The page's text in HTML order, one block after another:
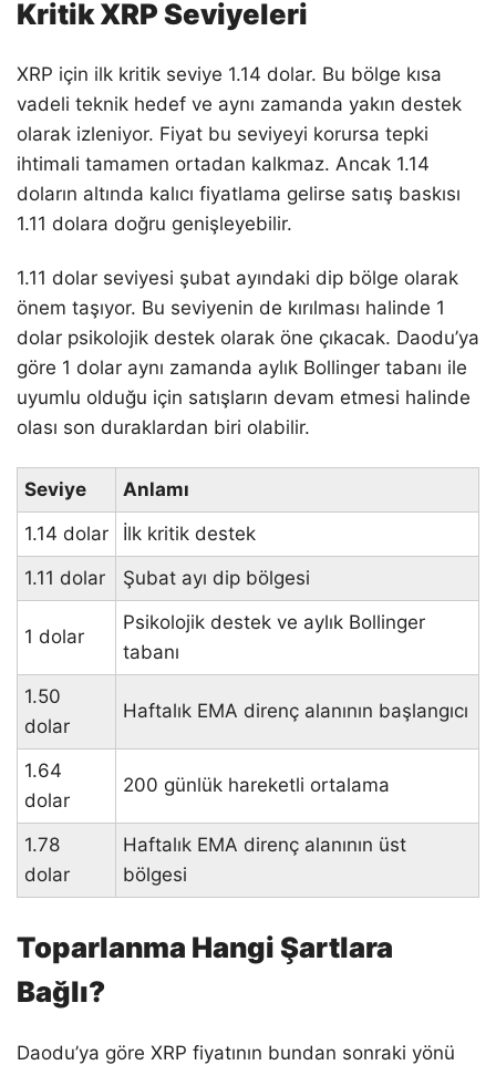
Kritik XRP Seviyeleri
XRP için ilk kritik seviye 1.14 dolar. Bu bölge kısa
vadeli teknik hedef ve aynı zamanda yakın destek
olarak izleniyor. Fiyat bu seviyeyi korursa tepki
ihtimali tamamen ortadan kalkmaz. Ancak 1.14
doların altında kalıcı fiyatlama gelirse satış baskısı
1.11 dolara doğru genişleyebilir.
1.11 dolar seviyesi şubat ayındaki dip bölge olarak
önem taşıyor. Bu seviyenin de kırılması halinde 1
dolar psikolojik destek olarak öne çıkacak. Daodu’ya
göre 1 dolar aynı zamanda aylık Bollinger tabanı ile
uyumlu olduğu için satışların devam etmesi halinde
olası son duraklardan biri olabilir.
Seviye
Anlamı
1.14 dolar
İlk kritik destek
1.11 dolar
Şubat ayı dip bölgesi
1 dolar
Psikolojik destek ve aylık Bollinger
tabanı
1.50
dolar
Haftalık EMA direnç alanının başlangıcı
1.64
dolar
200 günlük hareketli ortalama
1.78
dolar
Haftalık EMA direnç alanının üst
bölgesi
Toparlanma Hangi Şartlara
Bağlı?
Daodu’ya göre XRP fiyatının bundan sonraki yönü